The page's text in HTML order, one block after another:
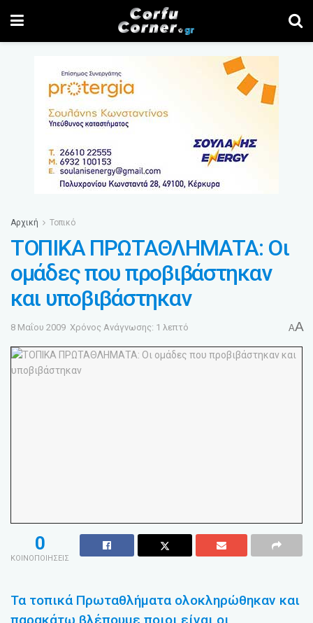
Αρχική Τοπικό
ΤΟΠΙΚΑ ΠΡΩΤΑΘΛΗΜΑΤΑ: Οι
ομάδες που προβιβάστηκαν
και υποβιβάστηκαν
8 Μαΐου 2009 Χρόνος Ανάγνωσης: 1 λεπτό AA
0
ΚΟΙΝΟΠΟΙΗΣΕΙΣ
Τα τοπικά Πρωταθλήματα ολοκληρώθηκαν και